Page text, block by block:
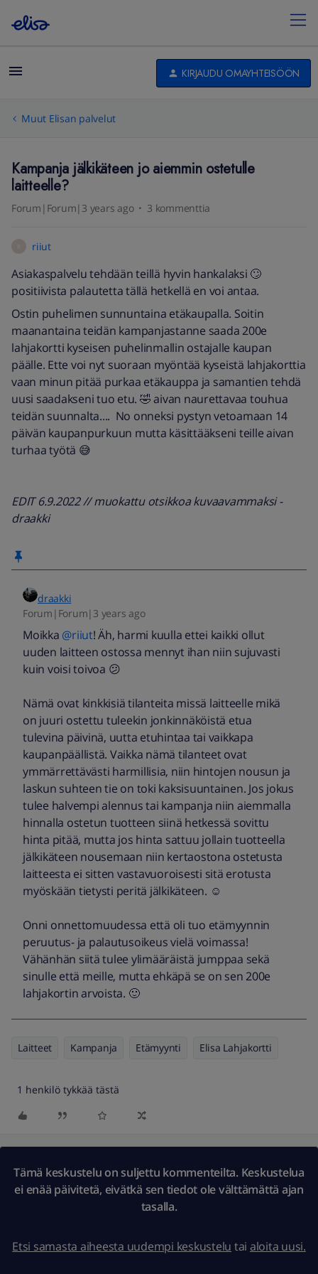
KIRJAUDU OMAYHTEISÖÖN
Muut Elisan palvelut
Kampanja jälkikäteen jo aiemmin ostetulle
laitteelle?
Forum|Forum|3 years ago 3 kommenttia
riiut
Asiakaspalvelu tehdään teillä hyvin hankalaksi 🙄
positiivista palautetta tällä hetkellä en voi antaa.
Ostin puhelimen sunnuntaina etäkaupalla. Soitin
maanantaina teidän kampanjastanne saada 200e
lahjakortti kyseisen puhelinmallin ostajalle kaupan
päälle. Ette voi nyt suoraan myöntää kyseistä lahjakorttia
vaan minun pitää purkaa etäkauppa ja samantien tehdä
uusi saadakseni tuo etu. 🤣 aivan naurettavaa touhua
teidän suunnalta.... No onneksi pystyn vetoamaan 14
päivän kaupanpurkuun mutta käsittääkseni teille aivan
turhaa työtä 😅
EDIT 6.9.2022 // muokattu otsikkoa kuvaavammaksi -
draakki
draakki
Forum|Forum|3 years ago
Moikka @riiut! Äh, harmi kuulla ettei kaikki ollut
uuden laitteen ostossa mennyt ihan niin sujuvasti
kuin voisi toivoa 😕
Nämä ovat kinkkisiä tilanteita missä laitteelle mikä
on juuri ostettu tuleekin jonkinnäköistä etua
tulevina päivinä, uutta etuhintaa tai vaikkapa
kaupanpäällistä. Vaikka nämä tilanteet ovat
ymmärrettävästi harmillisia, niin hintojen nousun ja
laskun suhteen tie on toki kaksisuuntainen. Jos jokus
tulee halvempi alennus tai kampanja niin aiemmalla
hinnalla ostetun tuotteen siinä hetkessä sovittu
hinta pitää, mutta jos hinta sattuu jollain tuotteella
jälkikäteen nousemaan niin kertaostona ostetusta
laitteesta ei sitten vastavuoroisesti sitä erotusta
myöskään tietysti peritä jälkikäteen. ☺
Onni onnettomuudessa että oli tuo etämyynnin
peruutus- ja palautusoikeus vielä voimassa!
Vähänhän siitä tulee ylimääräistä jumppaa sekä
sinulle että meille, mutta ehkäpä se on sen 200e
lahjakortin arvoista. 🙂
Laitteet Kampanja Etämyynti Elisa Lahjakortti
1 henkilö tykkää tästä
Tämä keskustelu on suljettu kommenteilta. Keskustelua
ei enää päivitetä, eivätkä sen tiedot ole välttämättä ajan
tasalla.
Etsi samasta aiheesta uudempi keskustelu tai aloita uusi.